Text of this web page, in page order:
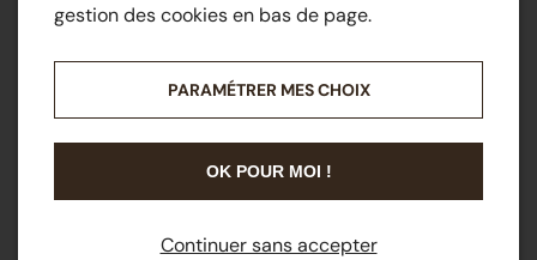
gestion des cookies en bas de page.
PARAMÉTRER MES CHOIX
OK POUR MOI !
Continuer sans accepter